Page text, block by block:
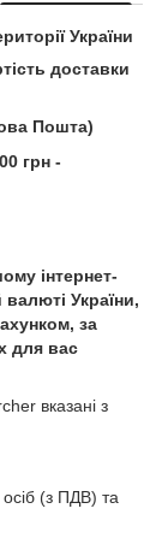
України
доставки
Пошта)
грн -
інтернет-
валюті України,
за
для вас
вказані з
(з ПДВ) та